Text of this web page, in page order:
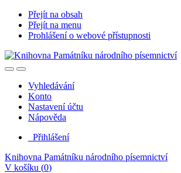
Přejít na obsah
Přejít na menu
Prohlášení o webové přístupnosti
Vyhledávání
Konto
Nastavení účtu
Nápověda
Přihlášení
Knihovna Památníku národního písemnictví
V košíku (0)